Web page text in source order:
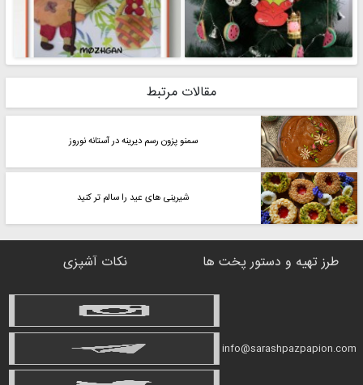
مقالات مرتبط
سمنو پزون رسم دیرینه در آستانه نوروز
شیرینی های عید را سالم تر کنید
طرز تهیه و دستور پخت ها نکات آشپزی
info@sarashpazpapion.com